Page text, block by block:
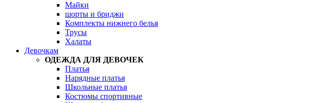
Майки
шорты и бриджи
Комплекты нижнего белья
Трусы
Халаты
Девочкам
ОДЕЖДА ДЛЯ ДЕВОЧЕК
Платья
Нарядные платья
Школьные платья
Костюмы спортивные